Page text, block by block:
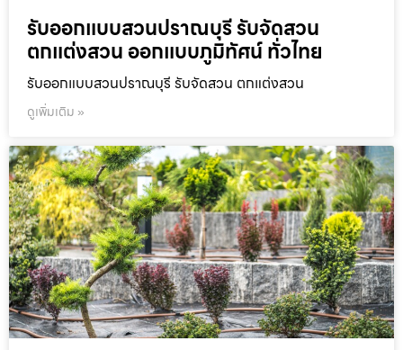
รับออกแบบสวนปราณบุรี รับจัดสวน
ตกแต่งสวน ออกแบบภูมิทัศน์ ทั่วไทย
รับออกแบบสวนปราณบุรี รับจัดสวน ตกแต่งสวน
ดูเพิ่มเติม »